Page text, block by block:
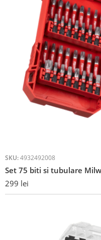
SKU: 4932492008
Set 75 biti si tubulare
299 lei